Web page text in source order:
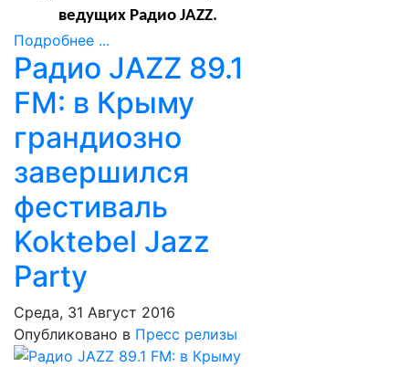
ведущих Радио JAZZ.
Подробнее ...
Радио JAZZ 89.1
FM: в Крыму
грандиозно
завершился
фестиваль
Koktebel Jazz
Party
Среда, 31 Август 2016
Опубликовано в Пресс релизы